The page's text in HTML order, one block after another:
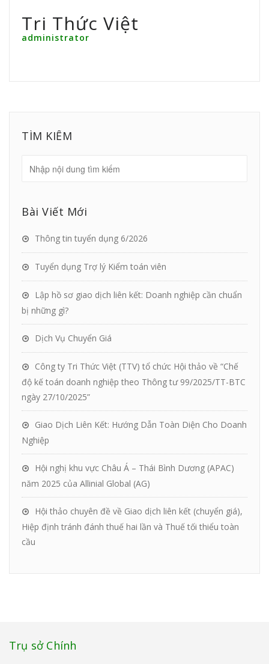
Tri Thức Việt
administrator
TÌM KIẾM
Bài Viết Mới
Thông tin tuyển dụng 6/2026
Tuyển dụng Trợ lý Kiểm toán viên
Lập hồ sơ giao dịch liên kết: Doanh nghiệp cần chuẩn
bị những gì?
Dịch Vụ Chuyển Giá
Công ty Tri Thức Việt (TTV) tổ chức Hội thảo về “Chế
độ kế toán doanh nghiệp theo Thông tư 99/2025/TT-BTC
ngày 27/10/2025”
Giao Dịch Liên Kết: Hướng Dẫn Toàn Diện Cho Doanh
Nghiệp
Hội nghị khu vực Châu Á – Thái Bình Dương (APAC)
năm 2025 của Allinial Global (AG)
Hội thảo chuyên đề về Giao dịch liên kết (chuyển giá),
Hiệp định tránh đánh thuế hai lần và Thuế tối thiểu toàn
cầu
Trụ sở Chính